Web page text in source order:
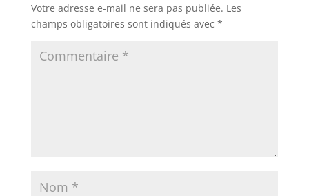
Votre adresse e-mail ne sera pas publiée. Les
champs obligatoires sont indiqués avec *